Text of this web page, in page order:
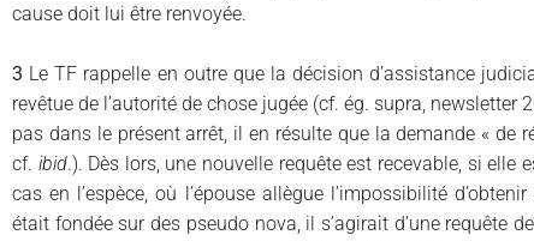
cause doit lui être renvoyée.
3 Le TF rappelle en outre que la décision d’assistance
revêtue de l’autorité de chose jugée (cf. ég. supra, newsletter
pas dans le présent arrêt, il en résulte que la demande « de
cf. ibid.). Dès lors, une nouvelle requête est recevable, si
cas en l’espèce, où l’épouse allègue l’impossibilité
était fondée sur des pseudo nova, il s’agirait d’une requête